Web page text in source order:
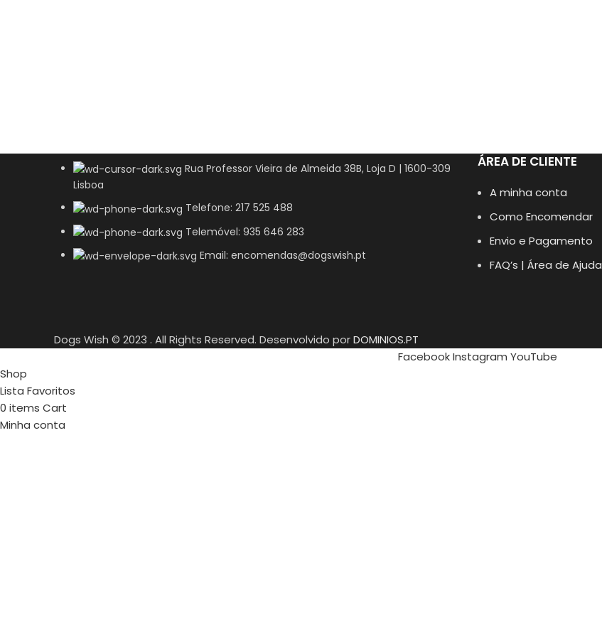
Rua Professor Vieira de Almeida 38B, Loja D | 1600-309
Lisboa
Telefone: 217 525 488
Telemóvel: 935 646 283
Email: encomendas@dogswish.pt
ÁREA DE CLIENTE
A minha conta
Como Encomendar
Envio e Pagamento
FAQ’s | Área de Ajuda
Dogs Wish © 2023 . All Rights Reserved. Desenvolvido porDOMINIOS.PT
FacebookInstagram YouTube
Shop
Lista Favoritos
0 items Cart
Minha conta